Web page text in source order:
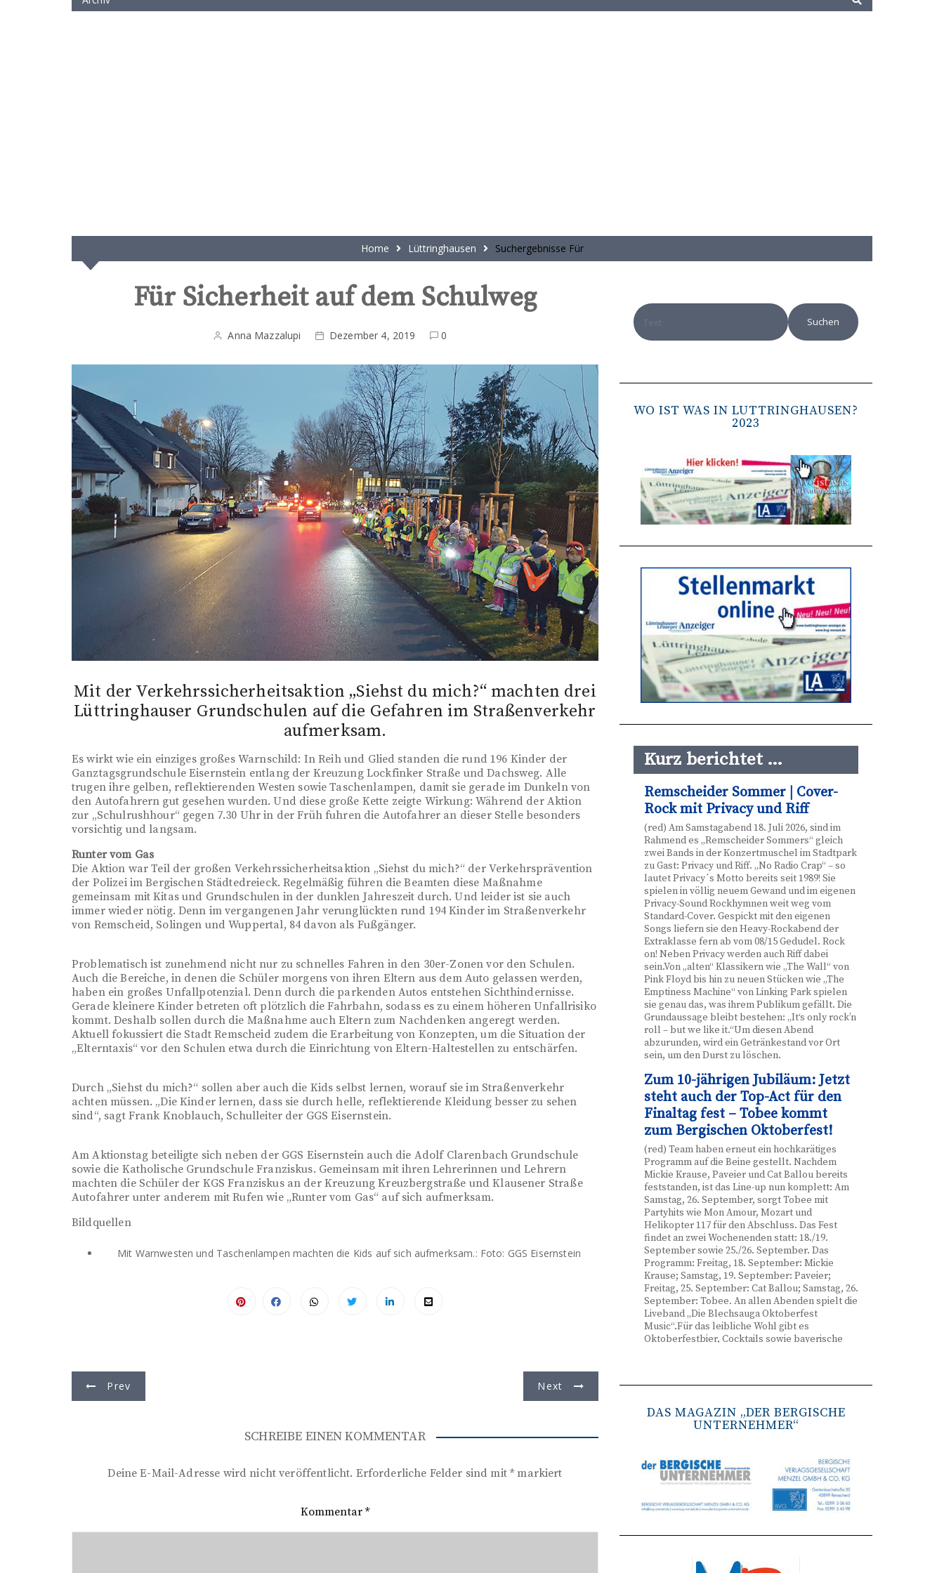
Home Lüttringhausen Suchergebnisse Für
Für Sicherheit auf dem Schulweg
Anna Mazzalupi Dezember 4, 2019 0
Mit der Verkehrssicherheitsaktion „Siehst du mich?“ machten drei
Lüttringhauser Grundschulen auf die Gefahren im Straßenverkehr
aufmerksam.
Es wirkt wie ein einziges großes Warnschild: In Reih und Glied standen die rund 196 Kinder der
Ganztagsgrundschule Eisernstein entlang der Kreuzung Lockfinker Straße und Dachsweg. Alle
trugen ihre gelben, reflektierenden Westen sowie Taschenlampen, damit sie gerade im Dunkeln von
den Autofahrern gut gesehen wurden. Und diese große Kette zeigte Wirkung: Während der Aktion
zur „Schulrushhour“ gegen 7.30 Uhr in der Früh fuhren die Autofahrer an dieser Stelle besonders
vorsichtig und langsam.
Runter vom Gas
Die Aktion war Teil der großen Verkehrssicherheitsaktion „Siehst du mich?“ der Verkehrsprävention
der Polizei im Bergischen Städtedreieck. Regelmäßig führen die Beamten diese Maßnahme
gemeinsam mit Kitas und Grundschulen in der dunklen Jahreszeit durch. Und leider ist sie auch
immer wieder nötig. Denn im vergangenen Jahr verunglückten rund 194 Kinder im Straßenverkehr
von Remscheid, Solingen und Wuppertal, 84 davon als Fußgänger.
Problematisch ist zunehmend nicht nur zu schnelles Fahren in den 30er-Zonen vor den Schulen.
Auch die Bereiche, in denen die Schüler morgens von ihren Eltern aus dem Auto gelassen werden,
haben ein großes Unfallpotenzial. Denn durch die parkenden Autos entstehen Sichthindernisse.
Gerade kleinere Kinder betreten oft plötzlich die Fahrbahn, sodass es zu einem höheren Unfallrisiko
kommt. Deshalb sollen durch die Maßnahme auch Eltern zum Nachdenken angeregt werden.
Aktuell fokussiert die Stadt Remscheid zudem die Erarbeitung von Konzepten, um die Situation der
„Elterntaxis“ vor den Schulen etwa durch die Einrichtung von Eltern-Haltestellen zu entschärfen.
Durch „Siehst du mich?“ sollen aber auch die Kids selbst lernen, worauf sie im Straßenverkehr
achten müssen. „Die Kinder lernen, dass sie durch helle, reflektierende Kleidung besser zu sehen
sind“, sagt Frank Knoblauch, Schulleiter der GGS Eisernstein.
Am Aktionstag beteiligte sich neben der GGS Eisernstein auch die Adolf Clarenbach Grundschule
sowie die Katholische Grundschule Franziskus. Gemeinsam mit ihren Lehrerinnen und Lehrern
machten die Schüler der KGS Franziskus an der Kreuzung Kreuzbergstraße und Klausener Straße
Autofahrer unter anderem mit Rufen wie „Runter vom Gas“ auf sich aufmerksam.
Bildquellen
Mit Warnwesten und Taschenlampen machten die Kids auf sich aufmerksam.: Foto: GGS Eisernstein
e
g
Prev Next
SCHREIBE EINEN KOMMENTAR
Deine E-Mail-Adresse wird nicht veröffentlicht. Erforderliche Felder sind mit*markiert
Kommentar*
WO IST WAS IN LÜTTRINGHAUSEN?
2023
Kurz berichtet …
Remscheider Sommer | Cover-
Rock mit Privacy und Riff
(red) Am Samstagabend 18. Juli 2026, sind im
Rahmend es „Remscheider Sommers“ gleich
zwei Bands in der Konzertmuschel im Stadtpark
zu Gast: Privacy und Riff. „No Radio Crap“ – so
lautet Privacy´s Motto bereits seit 1989! Sie
spielen in völlig neuem Gewand und im eigenen
Privacy-Sound Rockhymnen weit weg vom
Standard-Cover. Gespickt mit den eigenen
Songs liefern sie den Heavy-Rockabend der
Extraklasse fern ab vom 08/15 Gedudel. Rock
on! Neben Privacy werden auch Riff dabei
sein.Von „alten“ Klassikern wie „The Wall“ von
Pink Floyd bis hin zu neuen Stücken wie „The
Emptiness Machine“ von Linking Park spielen
sie genau das, was ihrem Publikum gefällt. Die
Grundaussage bleibt bestehen: „It‘s only rock’n
roll – but we like it.“Um diesen Abend
abzurunden, wird ein Getränkestand vor Ort
sein, um den Durst zu löschen.
Zum 10-jährigen Jubiläum: Jetzt
steht auch der Top-Act für den
Finaltag fest – Tobee kommt
zum Bergischen Oktoberfest!
(red) Team haben erneut ein hochkarätiges
Programm auf die Beine gestellt. Nachdem
Mickie Krause, Paveier und Cat Ballou bereits
feststanden, ist das Line-up nun komplett: Am
Samstag, 26. September, sorgt Tobee mit
Partyhits wie Mon Amour, Mozart und
Helikopter 117 für den Abschluss. Das Fest
findet an zwei Wochenenden statt: 18./19.
September sowie 25./26. September. Das
Programm: Freitag, 18. September: Mickie
Krause; Samstag, 19. September: Paveier;
Freitag, 25. September: Cat Ballou; Samstag, 26.
September: Tobee. An allen Abenden spielt die
Liveband „Die Blechsauga Oktoberfest
Music“.Für das leibliche Wohl gibt es
Oktoberfestbier, Cocktails sowie bayerische
www.bergisches-oktoberfest.de sowie über die
Remscheid stärkt Krisenvorsorge
Remscheid trainieren Krisenstabsarbeit am
Institut der Feuerwehr NRW in Münster.
Wie funktioniert die Zusammenarbeit im
Krisenfall? Welche Entscheidungen müssen
unter Zeitdruck getroffen werden? Und wie
bestmöglich geschützt werden? Mit diesen und
Mitarbeitende der Stadt Remscheid Ende Juni in
DAS MAGAZIN „DER BERGISCHE
UNTERNEHMER“